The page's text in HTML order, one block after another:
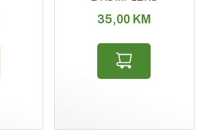
35,00 KM